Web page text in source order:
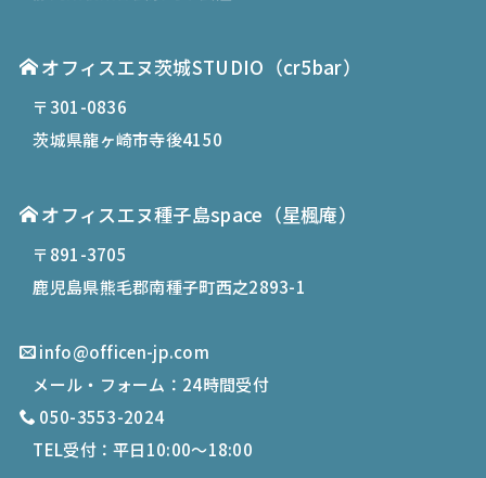
オフィスエヌ茨城STUDIO（cr5bar）
〒301-0836
茨城県龍ヶ崎市寺後4150
オフィスエヌ種子島space （星楓庵）
〒891-3705
鹿児島県熊毛郡南種子町西之2893-1
info@officen-jp.com
メール・フォーム：24時間受付
050-3553-2024
TEL受付：平日10:00〜18:00